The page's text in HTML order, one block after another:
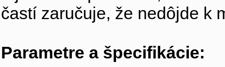
častí zaručuje, že nedôjde k
Parametre a špecifikácie: